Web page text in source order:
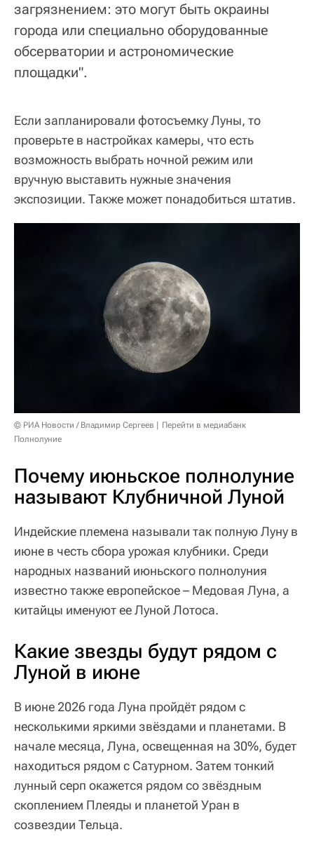
загрязнением: это могут быть окраины
города или специально оборудованные
обсерватории и астрономические
площадки".
Если запланировали фотосъемку Луны, то
проверьте в настройках камеры, что есть
возможность выбрать ночной режим или
вручную выставить нужные значения
экспозиции. Также может понадобиться штатив.
© РИА Новости / Владимир Сергеев
Перейти в медиабанк
Полнолуние
Почему июньское полнолуние
называют Клубничной Луной
Индейские племена называли так полную Луну в
июне в честь сбора урожая клубники. Среди
народных названий июньского полнолуния
известно также европейское – Медовая Луна, а
китайцы именуют ее Луной Лотоса.
Какие звезды будут рядом с
Луной в июне
В июне 2026 года Луна пройдёт рядом с
несколькими яркими звёздами и планетами. В
начале месяца, Луна, освещенная на 30%, будет
находиться рядом с Сатурном. Затем тонкий
лунный серп окажется рядом со звёздным
скоплением Плеяды и планетой Уран в
созвездии Тельца.